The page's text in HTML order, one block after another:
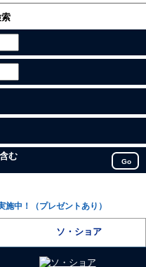
む
Go
中！（プレゼントあり）
ソ・ショア